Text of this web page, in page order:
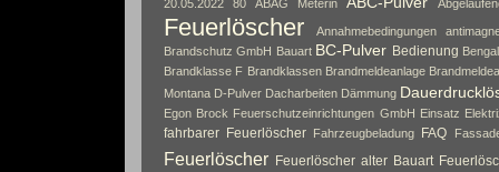
20.05.2022 80 ABAG Meterin
Feuerlöscher
Annahmebedingungen
Brandschutz GmbH Bauart BC-Pulver Bedienung
Brandklasse F Brandklassen Brandmeldeanlage
Montana D-Pulver Dacharbeiten Dämmung
Egon Brock Feuerschutzeinrichtungen GmbH Einsatz
fahrbarer Feuerlöscher Fahrzeugbeladung FAQ
Feuerlöscher Feuerlöscher alter Bauart